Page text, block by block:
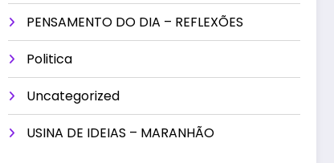
PENSAMENTO DO DIA – REFLEXÕES
Politica
Uncategorized
USINA DE IDEIAS – MARANHÃO